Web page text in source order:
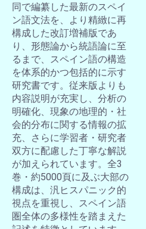
同で編纂した最新のスペイ
ン語文法を、より精緻に再
構成した改訂増補版であ
り、形態論から統語論に至
るまで、スペイン語の構造
を体系的かつ包括的に示す
研究書です。従来版よりも
内容説明が充実し、分析の
明確化、現象の地理的・社
会的分布に関する情報の拡
充、さらに学習者・研究者
双方に配慮した丁寧な解説
が加えられています。全3
巻・約5000頁に及ぶ大部の
構成は、汎ヒスパニック的
視点を重視し、スペイン語
圏全体の多様性を踏まえた